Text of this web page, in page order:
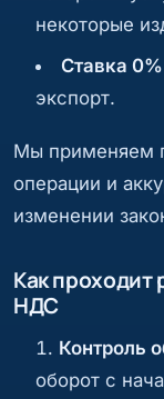
некоторые
Ставка 0%
экспорт.
Мы применяем
операции и
изменении
Как проходит
НДС
Контроль
оборот с